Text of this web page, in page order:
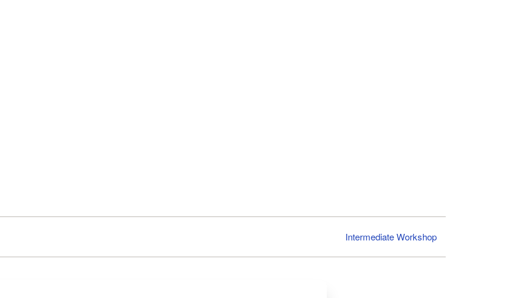
Intermediate Workshop